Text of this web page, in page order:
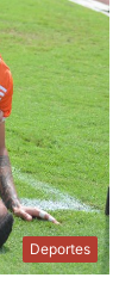
Deportes